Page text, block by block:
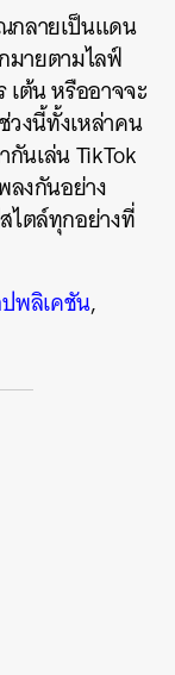
กลายเป็นแดน
มายตามไลฟ์
เต้นหรืออาจจะ
วงนี้ทั้งเหล่าคน
กันเล่นTikTok
ลงกันอย่าง
ไตล์ทุกอย่างที่
พลิเคชัน,